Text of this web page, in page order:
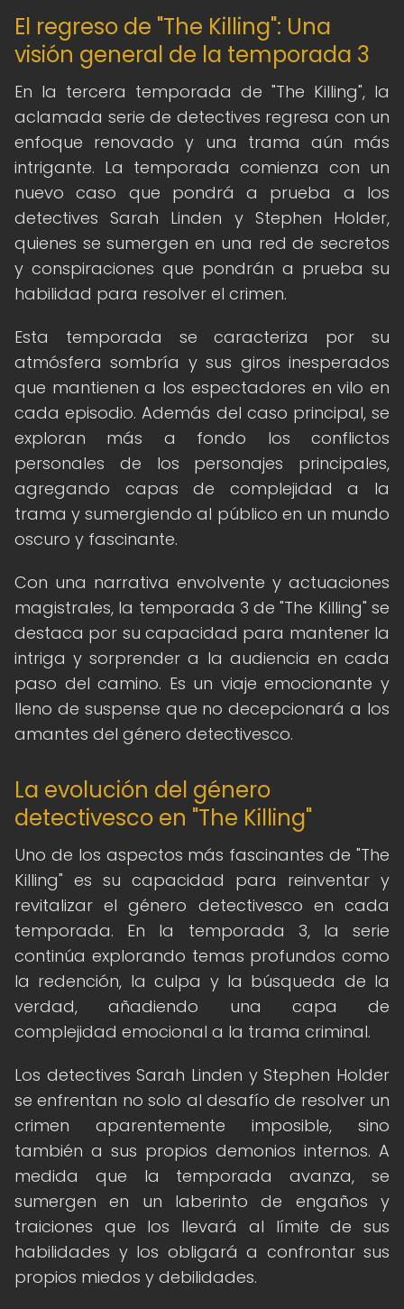
El regreso de "The Killing": Una
visión general de la temporada 3
En la tercera temporada de "The Killing", la
aclamada serie de detectives regresa con un
enfoque renovado y una trama aún más
intrigante. La temporada comienza con un
nuevo caso que pondrá a prueba a los
detectives Sarah Linden y Stephen Holder,
quienes se sumergen en una red de secretos
y conspiraciones que pondrán a prueba su
habilidad para resolver el crimen.
Esta temporada se caracteriza por su
atmósfera sombría y sus giros inesperados
que mantienen a los espectadores en vilo en
cada episodio. Además del caso principal, se
exploran más a fondo los conflictos
personales de los personajes principales,
agregando capas de complejidad a la
trama y sumergiendo al público en un mundo
oscuro y fascinante.
Con una narrativa envolvente y actuaciones
magistrales, la temporada 3 de "The Killing" se
destaca por su capacidad para mantener la
intriga y sorprender a la audiencia en cada
paso del camino. Es un viaje emocionante y
lleno de suspense que no decepcionará a los
amantes del género detectivesco.
La evolución del género
detectivesco en "The Killing"
Uno de los aspectos más fascinantes de "The
Killing" es su capacidad para reinventar y
revitalizar el género detectivesco en cada
temporada. En la temporada 3, la serie
continúa explorando temas profundos como
la redención, la culpa y la búsqueda de la
verdad, añadiendo una capa de
complejidad emocional a la trama criminal.
Los detectives Sarah Linden y Stephen Holder
se enfrentan no solo al desafío de resolver un
crimen aparentemente imposible, sino
también a sus propios demonios internos. A
medida que la temporada avanza, se
sumergen en un laberinto de engaños y
traiciones que los llevará al límite de sus
habilidades y los obligará a confrontar sus
propios miedos y debilidades.